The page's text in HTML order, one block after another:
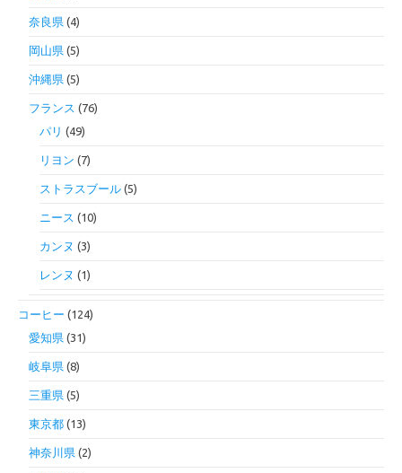
奈良県 (4)
岡山県 (5)
沖縄県 (5)
フランス (76)
パリ (49)
リヨン (7)
ストラスブール (5)
ニース (10)
カンヌ (3)
レンヌ (1)
コーヒー (124)
愛知県 (31)
岐阜県 (8)
三重県 (5)
東京都 (13)
神奈川県 (2)